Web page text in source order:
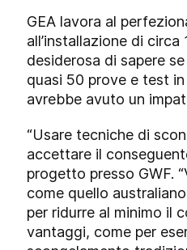
GEA lavora al
all’installazione di
desiderosa di sapere
quasi 50 prove e test
avrebbe avuto un
“Usare tecniche di
accettare il
progetto presso GWF.
come quello
per ridurre al minimo il
vantaggi, come per